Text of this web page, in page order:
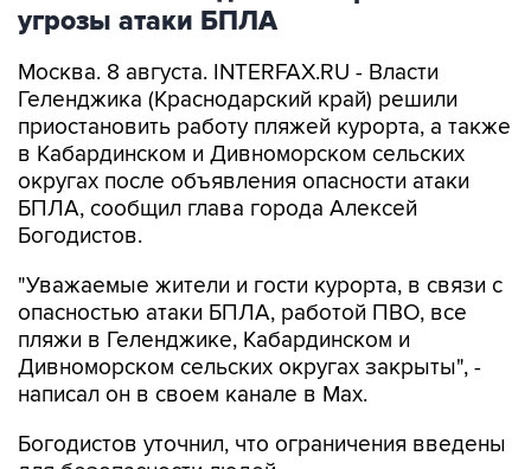
угрозы атаки БПЛА
Москва. 8 августа. INTERFAX.RU - Власти
Геленджика (Краснодарский край) решили
приостановить работу пляжей курорта, а также
в Кабардинском и Дивноморском сельских
округах после объявления опасности атаки
БПЛА, сообщил глава города Алексей
Богодистов.
"Уважаемые жители и гости курорта, в связи с
опасностью атаки БПЛА, работой ПВО, все
пляжи в Геленджике, Кабардинском и
Дивноморском сельских округах закрыты", -
написал он в своем канале в Max.
Богодистов уточнил, что ограничения введены